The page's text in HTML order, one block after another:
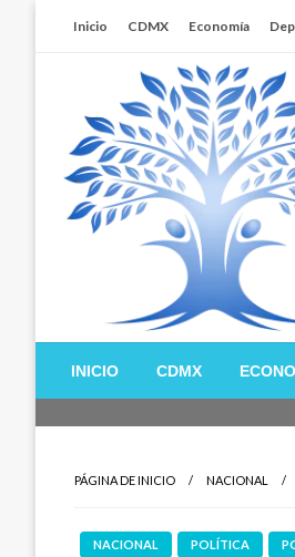
Inicio CDMX Economía
Libertador
INICIO CDMX
PÁGINA DE INICIO NACIONAL
NACIONAL POLÍTICA